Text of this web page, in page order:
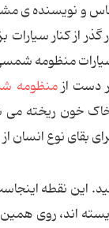
به سیاره مادری خود است. کارل ساگان
از کنار سیارات
منظومه
دست ازمنظومه
خون ریخته می
بقای نوع انسان
این نقطه
اند، روی همین